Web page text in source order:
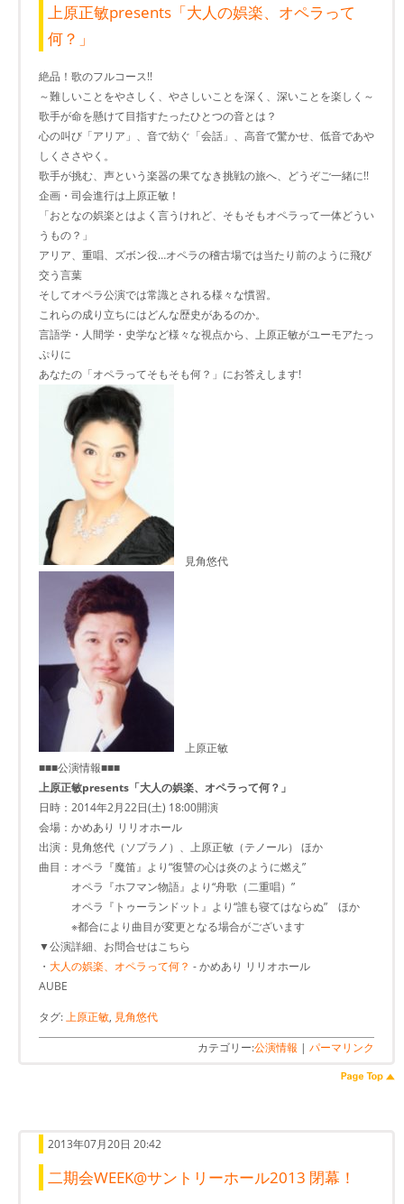
上原正敏presents「大人の娯楽、オペラって
何？」
絶品！歌のフルコース!!
～難しいことをやさしく、やさしいことを深く、深いことを楽しく～
歌手が命を懸けて目指すたったひとつの音とは？
心の叫び「アリア」、音で紡ぐ「会話」、高音で驚かせ、低音であや
しくささやく。
歌手が挑む、声という楽器の果てなき挑戦の旅へ、どうぞご一緒に!!
企画・司会進行は上原正敏！
「おとなの娯楽とはよく言うけれど、そもそもオペラって一体どうい
うもの？」
アリア、重唱、ズボン役…オペラの稽古場では当たり前のように飛び
交う言葉
そしてオペラ公演では常識とされる様々な慣習。
これらの成り立ちにはどんな歴史があるのか。
言語学・人間学・史学など様々な視点から、上原正敏がユーモアたっ
ぷりに
あなたの「オペラってそもそも何？」にお答えします!
見角悠代
上原正敏
■■■公演情報■■■
上原正敏presents「大人の娯楽、オペラって何？」
日時：2014年2月22日(土) 18:00開演
会場：かめあり リリオホール
出演：見角悠代（ソプラノ）、上原正敏（テノール） ほか
曲目：オペラ『魔笛』より“復讐の心は炎のように燃え”
オペラ『ホフマン物語』より“舟歌（二重唱）”
オペラ『トゥーランドット』より“誰も寝てはならぬ” ほか
※都合により曲目が変更となる場合がございます
▼公演詳細、お問合せはこちら
・ 大人の娯楽、オペラって何？ - かめあり リリオホール
AUBE
タグ:上原正敏, 見角悠代
カテゴリー:公演情報 | パーマリンク
2013年07月20日 20:42
二期会WEEK@サントリーホール2013 閉幕！